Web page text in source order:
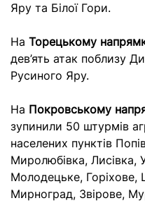
Яру та Білої Гори.
На Торецькому
дев’ять атак поблизу
Русиного Яру.
На Покровському
зупинили 50 штурмів
населених пунктів
Миролюбівка, Лисівка,
Молодецьке,
Мирноград, Звірове,